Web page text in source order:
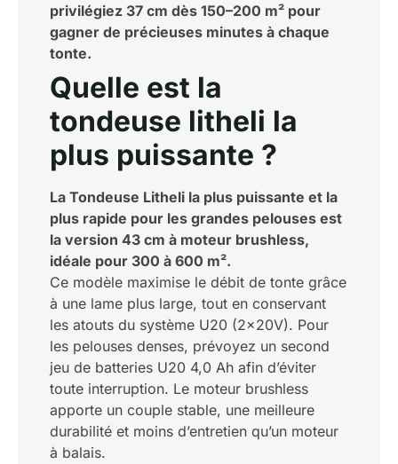
privilégiez 37 cm dès 150–200 m² pour
gagner de précieuses minutes à chaque
tonte.
Quelle est la
tondeuse litheli la
plus puissante ?
La Tondeuse Litheli la plus puissante et la
plus rapide pour les grandes pelouses est
la version 43 cm à moteur brushless,
idéale pour 300 à 600 m².
Ce modèle maximise le débit de tonte grâce
à une lame plus large, tout en conservant
les atouts du système U20 (2x20V). Pour
les pelouses denses, prévoyez un second
jeu de batteries U20 4,0 Ah afin d’éviter
toute interruption. Le moteur brushless
apporte un couple stable, une meilleure
durabilité et moins d’entretien qu’un moteur
à balais.